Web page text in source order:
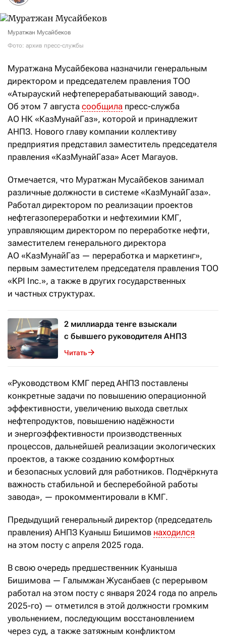
Муратжан Мусайбеков
Фото: архив пресс-службы
Муратжана Мусайбекова назначили генеральным
директором и председателем правления ТОО
«Атырауский нефтеперерабатывающий завод».
Об этом 7 августа сообщила пресс-служба
АО НК «КазМунайГаз», которой и принадлежит
АНПЗ. Нового главу компании коллективу
предприятия представил заместитель председателя
правления «КазМунайГаза» Асет Магауов.
Отмечается, что Муратжан Мусайбеков занимал
различные должности в системе «КазМунайГаза».
Работал директором по реализации проектов
нефтегазопереработки и нефтехимии КМГ,
управляющим директором по переработке нефти,
заместителем генерального директора
АО «КазМунайГаз — переработка и маркетинг»,
первым заместителем председателя правления ТОО
«KPI Inc.», а также в других государственных
и частных структурах.
2 миллиарда тенге взыскали
с бывшего руководителя АНПЗ
Читать
«Руководством КМГ перед АНПЗ поставлены
конкретные задачи по повышению операционной
эффективности, увеличению выхода светлых
нефтепродуктов, повышению надёжности
и энергоэффективности производственных
процессов, дальнейшей реализации экологических
проектов, а также созданию комфортных
и безопасных условий для работников. Подчёркнута
важность стабильной и бесперебойной работы
завода», — прокомментировали в КМГ.
Предыдущий генеральный директор (председатель
правления) АНПЗ Куаныш Бишимов находился
на этом посту с апреля 2025 года.
В свою очередь предшественник Куаныша
Бишимова — Галымжан Жусанбаев (с перерывом
работал на этом посту с января 2024 года по апрель
2025-го) — отметился в этой должности громким
увольнением, последующим восстановлением
через суд, а также затяжным конфликтом